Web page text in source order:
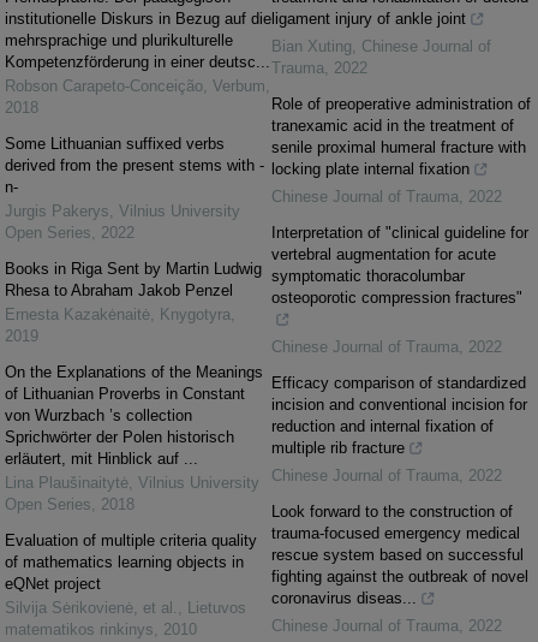
institutionelle Diskurs in Bezug auf die
mehrsprachige und plurikulturelle
Kompetenzförderung in einer deutsc...
Robson Carapeto-Conceição, Verbum,
2018
Some Lithuanian suffixed verbs
derived from the present stems with -
n-
Jurgis Pakerys, Vilnius University
Open Series, 2022
Books in Riga Sent by Martin Ludwig
Rhesa to Abraham Jakob Penzel
Ernesta Kazakėnaitė, Knygotyra,
2019
On the Explanations of the Meanings
of Lithuanian Proverbs in Constant
von Wurzbach ’s collection
Sprichwörter der Polen historisch
erläutert, mit Hinblick auf ...
Lina Plaušinaitytė, Vilnius University
Open Series, 2018
Evaluation of multiple criteria quality
of mathematics learning objects in
eQNet project
Silvija Sėrikovienė, et al. , Lietuvos
matematikos rinkinys, 2010
ligament injury of ankle joint
Bian Xuting, Chinese Journal of
Trauma, 2022
Role of preoperative administration of
tranexamic acid in the treatment of
senile proximal humeral fracture with
locking plate internal fixation
Chinese Journal of Trauma, 2022
Interpretation of "clinical guideline for
vertebral augmentation for acute
symptomatic thoracolumbar
osteoporotic compression fractures"
Chinese Journal of Trauma, 2022
Efficacy comparison of standardized
incision and conventional incision for
reduction and internal fixation of
multiple rib fracture
Chinese Journal of Trauma, 2022
Look forward to the construction of
trauma-focused emergency medical
rescue system based on successful
fighting against the outbreak of novel
coronavirus diseas...
Chinese Journal of Trauma, 2022